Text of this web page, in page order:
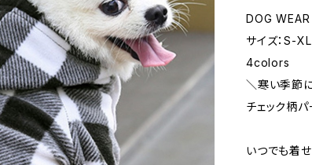
DOG WEAR
サイズ：S-
4colors
＼寒い季節
チェック柄
いつでも着